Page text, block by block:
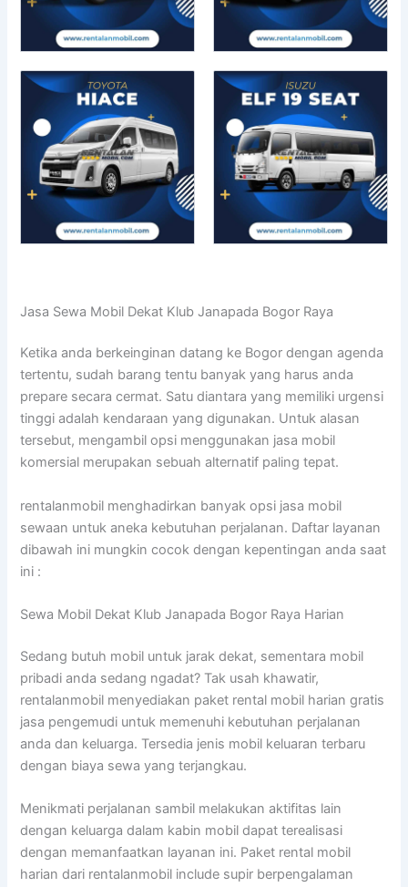
Jasa Sewa Mobil Dekat Klub Janapada Bogor Raya
Ketika anda berkeinginan datang ke Bogor dengan agenda
tertentu, sudah barang tentu banyak yang harus anda
prepare secara cermat. Satu diantara yang memiliki urgensi
tinggi adalah kendaraan yang digunakan. Untuk alasan
tersebut, mengambil opsi menggunakan jasa mobil
komersial merupakan sebuah alternatif paling tepat.
rentalanmobil menghadirkan banyak opsi jasa mobil
sewaan untuk aneka kebutuhan perjalanan. Daftar layanan
dibawah ini mungkin cocok dengan kepentingan anda saat
ini :
Sewa Mobil Dekat Klub Janapada Bogor Raya Harian
Sedang butuh mobil untuk jarak dekat, sementara mobil
pribadi anda sedang ngadat? Tak usah khawatir,
rentalanmobil menyediakan paket rental mobil harian gratis
jasa pengemudi untuk memenuhi kebutuhan perjalanan
anda dan keluarga. Tersedia jenis mobil keluaran terbaru
dengan biaya sewa yang terjangkau.
Menikmati perjalanan sambil melakukan aktifitas lain
dengan keluarga dalam kabin mobil dapat terealisasi
dengan memanfaatkan layanan ini. Paket rental mobil
harian dari rentalanmobil include supir berpengalaman